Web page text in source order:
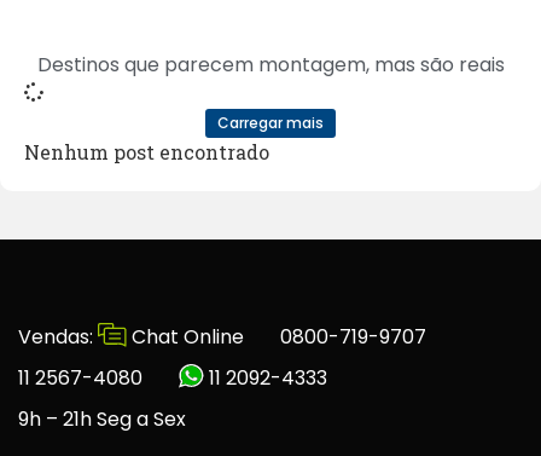
Destinos que parecem montagem, mas são reais
Carregar mais
Nenhum post encontrado
Vendas: Chat Online
0800-719-9707
11 2567-4080
11 2092-4333
9h – 21h Seg a Sex